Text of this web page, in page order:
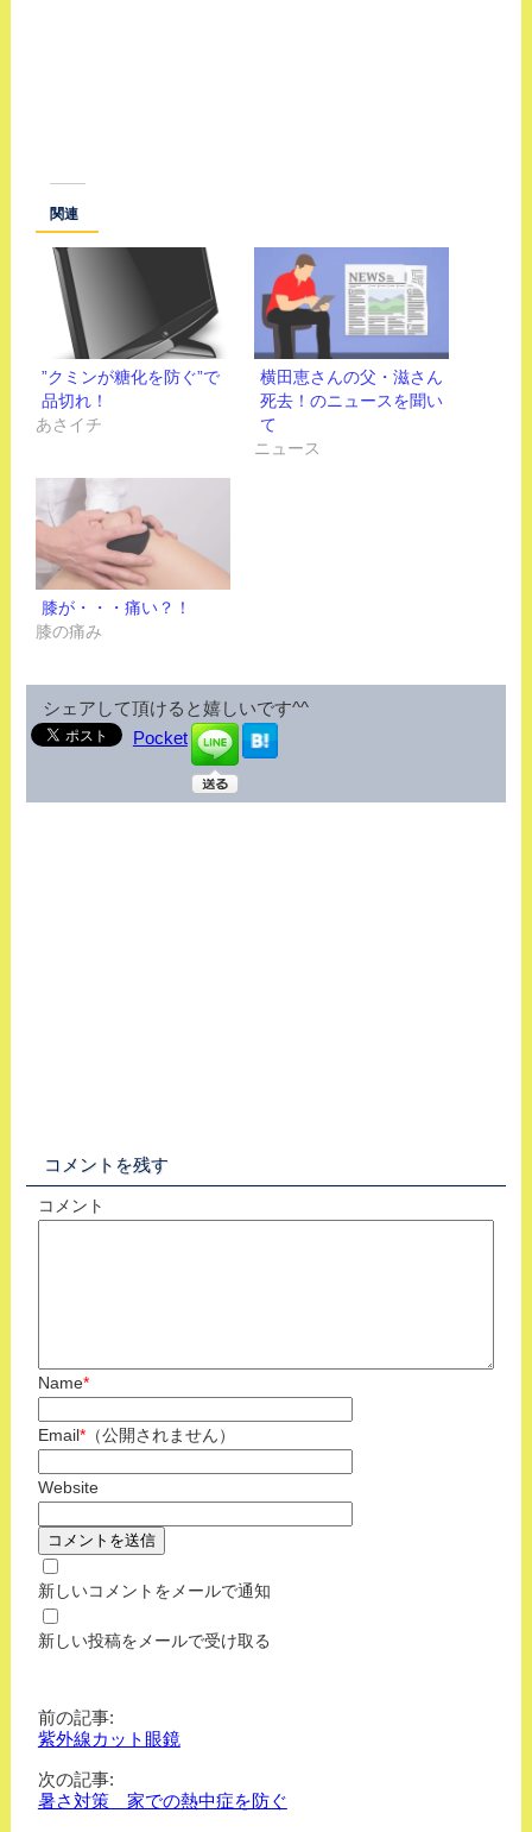
関連
”クミンが糖化を防ぐ”で
品切れ！
あさイチ
横田恵さんの父・滋さん
死去！のニュースを聞い
て
ニュース
膝が・・・痛い？！
膝の痛み
シェアして頂けると嬉しいです^^
Pocket
コメントを残す
コメント
Name*
Email*（公開されません）
Website
新しいコメントをメールで通知
新しい投稿をメールで受け取る
前の記事:
紫外線カット眼鏡
次の記事:
暑さ対策 家での熱中症を防ぐ